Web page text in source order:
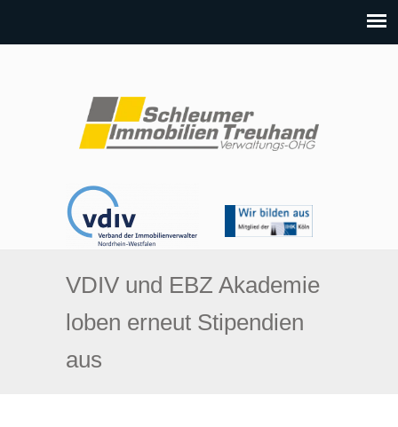
VDIV und EBZ Akademie
loben erneut Stipendien
aus